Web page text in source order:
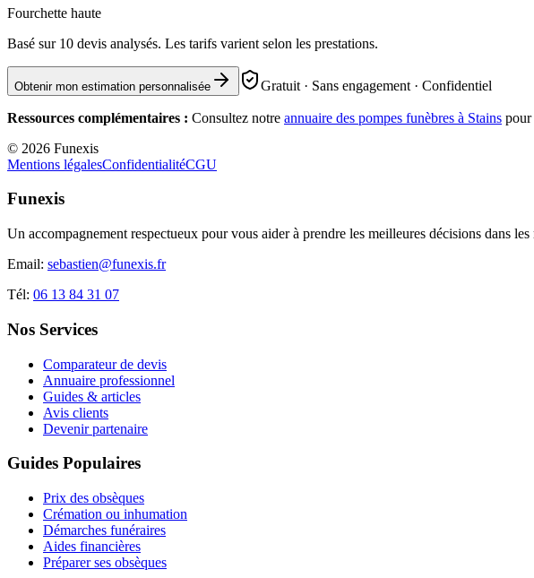
Fourchette haute
Basé sur 10 devis analysés. Les tarifs varient selon les prestations.
Obtenir mon estimation personnalisée Gratuit · Sans engagement · Confidentiel
Ressources complémentaires : Consultez notre annuaire des pompes funèbres à Stains pour
© 2026 Funexis
Mentions légalesConfidentialitéCGU
Funexis
Un accompagnement respectueux pour vous aider à prendre les meilleures décisions dans
Email: sebastien@funexis.fr
Tél: 06 13 84 31 07
Nos Services
Comparateur de devis
Annuaire professionnel
Guides & articles
Avis clients
Devenir partenaire
Guides Populaires
Prix des obsèques
Crémation ou inhumation
Démarches funéraires
Aides financières
Préparer ses obsèques